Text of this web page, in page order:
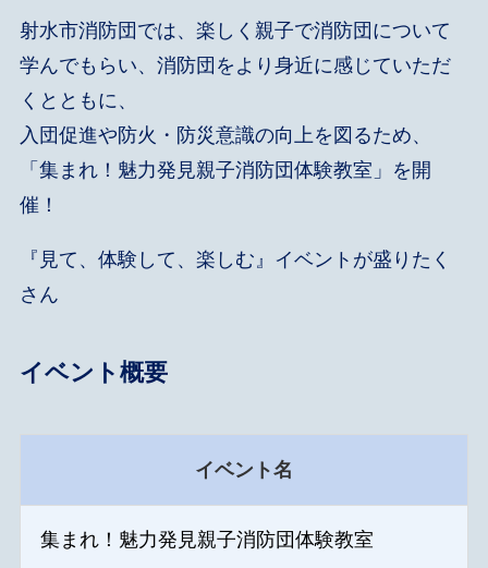
射水市消防団では、楽しく親子で消防団について
学んでもらい、消防団をより身近に感じていただ
くとともに、
入団促進や防火・防災意識の向上を図るため、
「集まれ！魅力発見親子消防団体験教室」を開
催！
『見て、体験して、楽しむ』イベントが盛りたく
さん
イベント概要
イベント名
集まれ！魅力発見親子消防団体験教室